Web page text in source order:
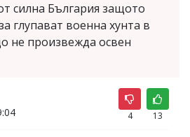
силна България защото
глупават военна хунта в
не произвежда освен
4 13